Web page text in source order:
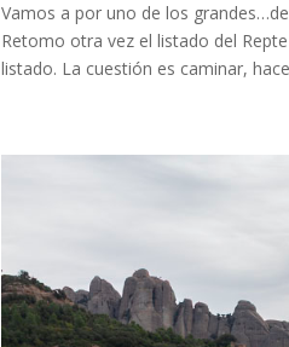
Vamos a por uno de los
Retomo otra vez el listado del
listado. La cuestión es caminar,